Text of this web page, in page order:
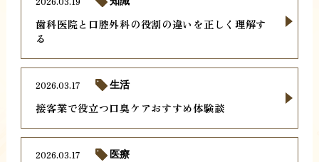
歯科医院と口腔外科の役割の違いを正しく理解す
る
接客業で役立つ口臭ケアおすすめ体験談
2026.03.17 生活
2026.03.17 医療